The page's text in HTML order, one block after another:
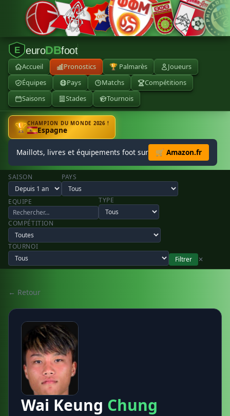
E euroDBfoot
Accueil Pronostics 🏆 Palmarès
Joueurs
Équipes
Pays Matchs
Compétitions
Saisons
Stades Tournois
🏆CHAMPION DU MONDE 2026 !
Espagne
Maillots, livres et équipements foot sur 🛒 Amazon.fr
SAISON PAYS
EQUIPE TYPE
COMPÉTITION
TOURNOI
Filtrer
✕
← Retour
Wai Keung Chung